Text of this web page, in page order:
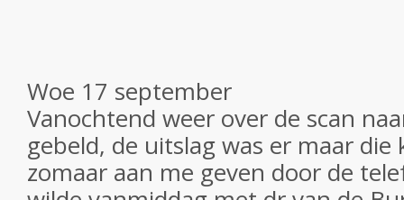
Woe 17 september
Vanochtend weer over de scan
gebeld, de uitslag was er maar
zomaar aan me geven door de